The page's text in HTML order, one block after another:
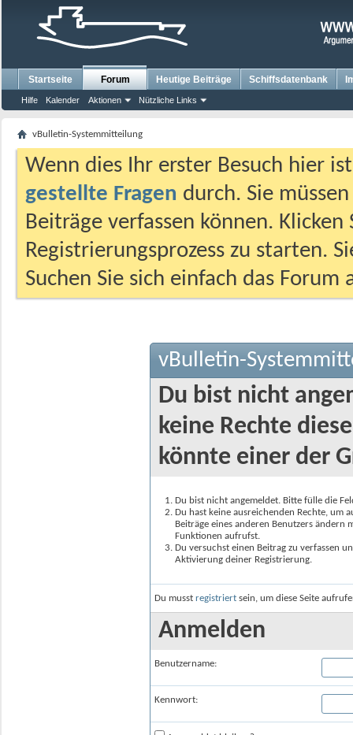
Startseite Forum
Hilfe Kalender Aktionen Nützliche Links
Heutige Beiträge Schiffsdatenbank
vBulletin-Systemmitteilung
Wenn dies Ihr erster Besuch hier
gestellte Fragen durch. Sie
Beiträge verfassen können.
Registrierungsprozess zu starten.
Suchen Sie sich einfach das
vBulletin-
Du bist nicht
keine Rechte
könnte einer der
Du bist nicht angemeldet. Bitte fülle die
Du hast keine ausreichenden Rechte, um
Beiträge eines anderen Benutzers
Funktionen aufrufst.
Du versuchst einen Beitrag zu verfassen
Aktivierung deiner Registrierung.
Du musst registriert sein, um diese Seite
Anmelden
Benutzername:
Kennwort: